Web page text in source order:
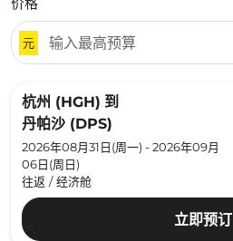
元
杭州 (HGH) 到
丹帕沙 (DPS)
2026年08月31日(周一) - 2026年09月
06日(周日)
往返 / 经济舱
立即预订